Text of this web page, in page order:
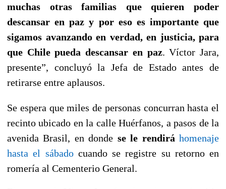
muchas otras familias que quieren poder
descansar en paz y por eso es importante que
sigamos avanzando en verdad, en justicia, para
que Chile pueda descansar en paz. Víctor Jara,
presente”, concluyó la Jefa de Estado antes de
retirarse entre aplausos.
Se espera que miles de personas concurran hasta el
recinto ubicado en la calle Huérfanos, a pasos de la
avenida Brasil, en donde se le rendirá homenaje
hasta el sábado cuando se registre su retorno en
romería al Cementerio General.